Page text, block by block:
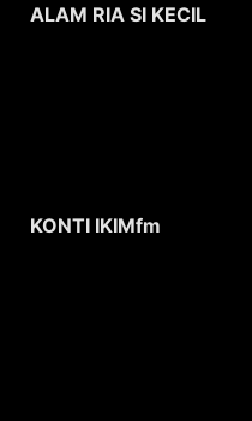
ALAM RIA SI KECIL
KONTI IKIMfm